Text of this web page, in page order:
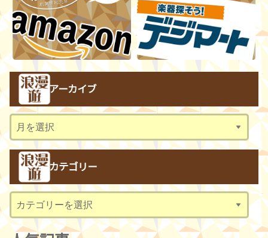
アーカイブ
ー
イ
ブ
カテゴリー
テ
ゴ